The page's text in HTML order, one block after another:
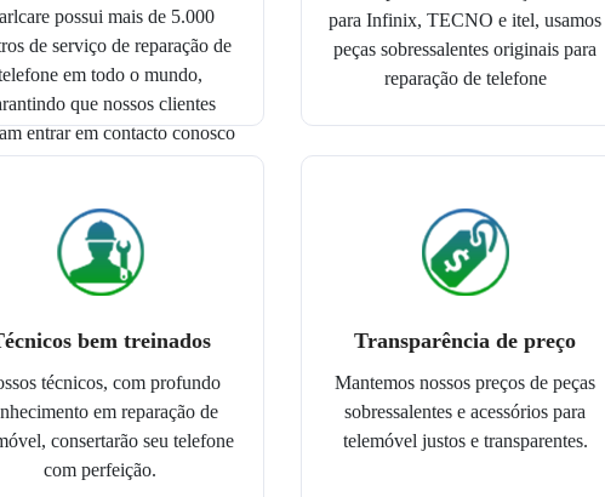
possui mais de 5.000
de serviço de reparação de
em todo o mundo,
que nossos clientes
entrar em contacto conosco
para Infinix, TECNO e itel, usamos
peças sobressalentes originais para
reparação de telefone
bem treinados
técnicos, com profundo
em reparação de
consertarão seu telefone
com perfeição.
Transparência de preço
Mantemos nossos preços de peças
sobressalentes e acessórios para
telemóvel justos e transparentes.